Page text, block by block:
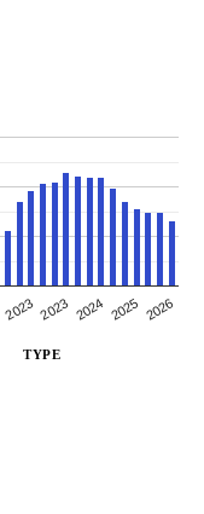
2023 2023 2024 2025 2026
TYPE